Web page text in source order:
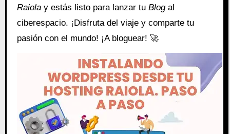
Raiolay estás listo para lanzar tu Blogal
ciberespacio. ¡Disfruta del viaje y comparte tu
pasión con el mundo! ¡A bloguear! 🚀